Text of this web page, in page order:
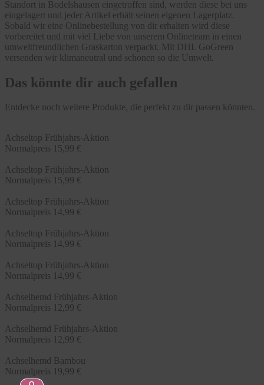
Standort in Bodelshausen eingetroffen sind, werden diese bei uns
eingelagert und jeder Artikel erhält seinen eigenen Lagerplatz.
Sobald wir eine Onlinebestellung von dir erhalten wird diese
vorbereitet und mit viel Liebe von unserem Onlineteam in einen
umweltfreundlichen Graskarton verpackt. Mit DHL GoGreen
versenden wir klimaneutral und schonen so die Umwelt.
Das könnte dir auch gefallen
Entdecke noch weitere Produkte, die perfekt zu dir passen könnten.
Achseltop Frühjahrs-Aktion
Normalpreis 15,99 €
Achseltop Frühjahrs-Aktion
Normalpreis 15,99 €
Achseltop Frühjahrs-Aktion
Normalpreis 14,99 €
Achseltop Frühjahrs-Aktion
Normalpreis 14,99 €
Achseltop Frühjahrs-Aktion
Normalpreis 14,99 €
Achselhemd Frühjahrs-Aktion
Normalpreis 12,99 €
Achselhemd Frühjahrs-Aktion
Normalpreis 12,99 €
Achselhemd Bambou
Normalpreis 19,99 €